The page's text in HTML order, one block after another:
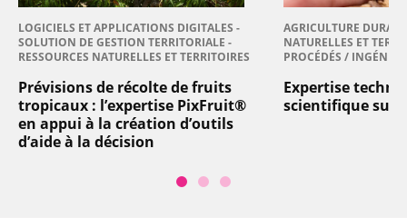
LOGICIELS ET APPLICATIONS DIGITALES -
SOLUTION DE GESTION TERRITORIALE -
RESSOURCES NATURELLES ET TERRITOIRES
Prévisions de récolte de fruits
tropicaux : l’expertise PixFruit®
en appui à la création d’outils
d’aide à la décision
AGRICULTURE
NATURELLES ET
PROCÉDÉS /
Expertise
scientifique sur